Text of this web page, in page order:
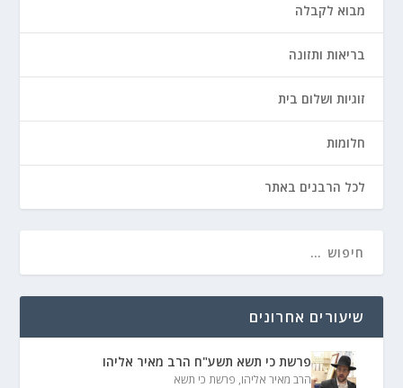
מבוא לקבלה
בריאות ותזונה
זוגיות ושלום בית
חלומות
לכל הרבנים באתר
שיעורים אחרונים
פרשת כי תשא תשע"ח הרב מאיר אליהו
הרב מאיר אליהו, פרשת כי תשא